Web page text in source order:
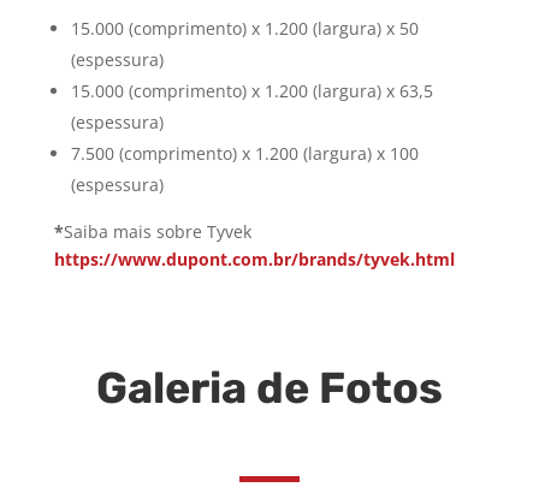
15.000 (comprimento) x 1.200 (largura) x 50
(espessura)
15.000 (comprimento) x 1.200 (largura) x 63,5
(espessura)
7.500 (comprimento) x 1.200 (largura) x 100
(espessura)
*Saiba mais sobre Tyvek
https://www.dupont.com.br/brands/tyvek.html
Galeria de Fotos